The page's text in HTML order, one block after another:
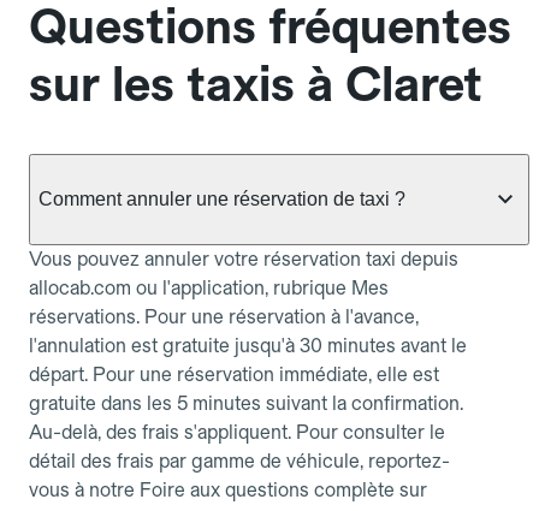
Questions fréquentes
sur les taxis à Claret
Comment annuler une réservation de taxi ?
Vous pouvez annuler votre réservation taxi depuis
allocab.com ou l'application, rubrique Mes
réservations. Pour une réservation à l'avance,
l'annulation est gratuite jusqu'à 30 minutes avant le
départ. Pour une réservation immédiate, elle est
gratuite dans les 5 minutes suivant la confirmation.
Au-delà, des frais s'appliquent. Pour consulter le
détail des frais par gamme de véhicule, reportez-
vous à notre Foire aux questions complète sur